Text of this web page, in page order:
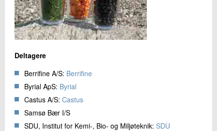
Deltagere
Berrifine A/S: Berrifine
Byrial ApS: Byrial
Castus A/S: Castus
Samsø Bær I/S
SDU, Institut for Kemi-, Bio- og Miljøteknik: SDU